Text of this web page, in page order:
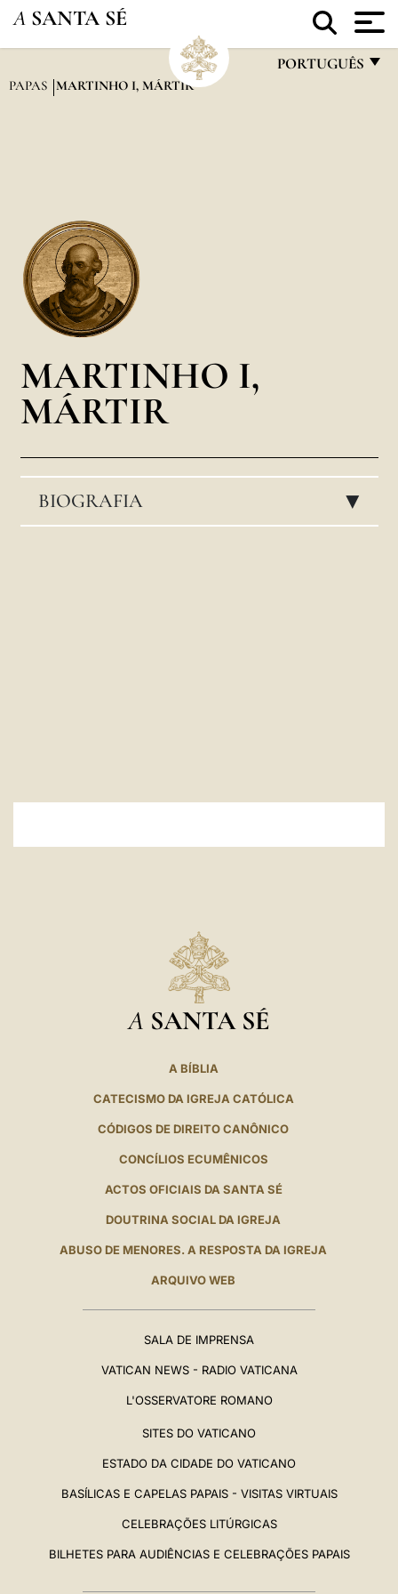
A SANTA SÉ
PORTUGUÊS
PAPAS MARTINHO I, MÁRTIR
MARTINHO I,
MÁRTIR
BIOGRAFIA ▸
A SANTA SÉ
A BÍBLIA
CATECISMO DA IGREJA CATÓLICA
CÓDIGOS DE DIREITO CANÔNICO
CONCÍLIOS ECUMÊNICOS
ACTOS OFICIAIS DA SANTA SÉ
DOUTRINA SOCIAL DA IGREJA
ABUSO DE MENORES. A RESPOSTA DA IGREJA
ARQUIVO WEB
SALA DE IMPRENSA
VATICAN NEWS - RADIO VATICANA
L'OSSERVATORE ROMANO
SITES DO VATICANO
ESTADO DA CIDADE DO VATICANO
BASÍLICAS E CAPELAS PAPAIS - VISITAS VIRTUAIS
CELEBRAÇÕES LITÚRGICAS
BILHETES PARA AUDIÊNCIAS E CELEBRAÇÕES PAPAIS